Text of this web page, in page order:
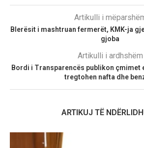
Artikulli i
Blerësit i mashtruan fermerët, KMK-ja
gjoba
Artikulli i ardhshëm
Bordi i Transparencës publikon çmimet
tregtohen nafta dhe
ARTIKUJ TË